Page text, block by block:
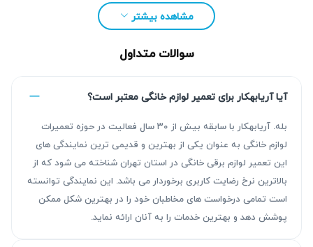
مزیت‌ آریابهکار برای تعمیر ماشین لباسشویی آبسال
غرب تهران
نتیجه کار ما با عیب‌یابی دقیق مشکل و تعمیر استاندارد در بیش از
مشاهده بیشتر
سوالات متداول
آیا آریابهکار برای تعمیر لوازم خانگی معتبر است؟
بله. آریابهکار با سابقه بیش از ۳۰ سال فعالیت در حوزه تعمیرات
لوازم خانگی به عنوان یکی از بهترین و قدیمی ترین نمایندگی های
این تعمیر لوازم برقی خانگی در استان تهران شناخته می شود که از
بالاترین نرخ رضایت کاربری برخوردار می باشد. این نمایندگی توانسته
است تمامی درخواست های مخاطبان خود را در بهترین شکل ممکن
پوشش دهد و بهترین خدمات را به آنان ارائه نماید.